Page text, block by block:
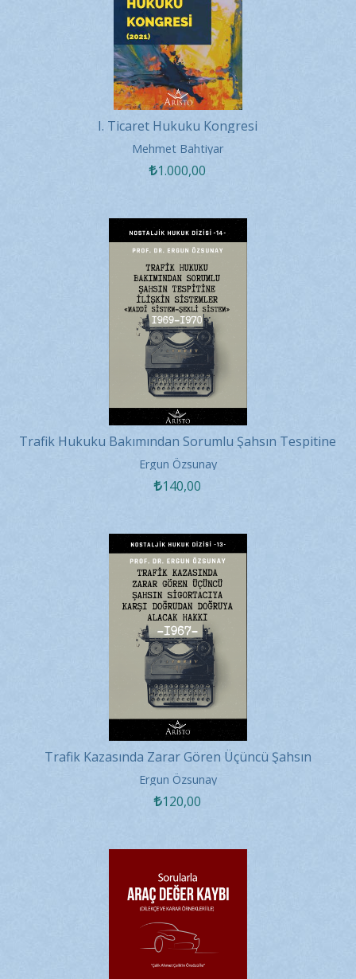
I. Ticaret Hukuku Kongresi
Mehmet Bahtiyar
1.000,00
Trafik Hukuku Bakımından Sorumlu Şahsın Tespitine
İlişkin Sistemler...
Ergun Özsunay
140,00
Trafik Kazasında Zarar Gören Üçüncü Şahsın
Sigortacıya Karşı Doğrudan...
Ergun Özsunay
120,00